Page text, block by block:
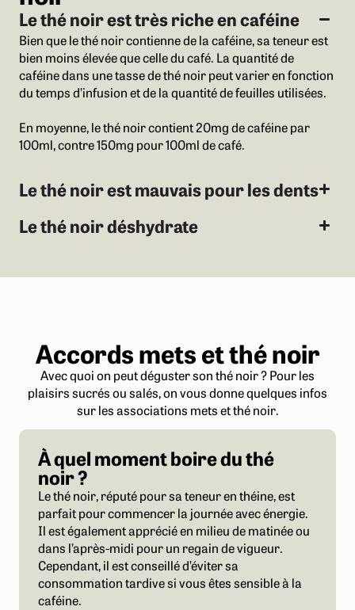
Le thé noir est très riche en caféine
Bien que le thé noir contienne de la caféine, sa teneur est
bien moins élevée que celle du café. La quantité de
caféine dans une tasse de thé noir peut varier en fonction
du temps d’infusion et de la quantité de feuilles utilisées.
En moyenne, le thé noir contient 20mg de caféine par
100ml, contre 150mg pour 100ml de café.
Le thé noir est mauvais pour les dents
Le thé noir déshydrate
Accords mets et thé noir
Avec quoi on peut déguster son thé noir ? Pour les
plaisirs sucrés ou salés, on vous donne quelques infos
sur les associations mets et thé noir.
À quel moment boire du thé
noir ?
Le thé noir, réputé pour sa teneur en théine, est
parfait pour commencer la journée avec énergie.
Il est également apprécié en milieu de matinée ou
dans l’après-midi pour un regain de vigueur.
Cependant, il est conseillé d’éviter sa
consommation tardive si vous êtes sensible à la
caféine.